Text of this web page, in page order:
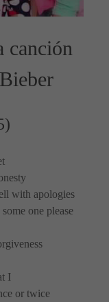
canción
with apologies
one please
I
or twice